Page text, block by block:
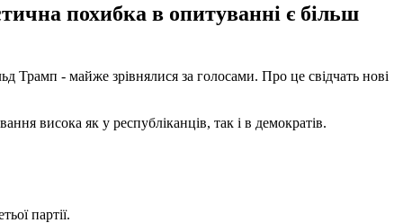
похибка в опитуванні є більш
- майже зрівнялися за голосами. Про це свідчать нові
висока як у республіканців, так і в демократів.
партії.